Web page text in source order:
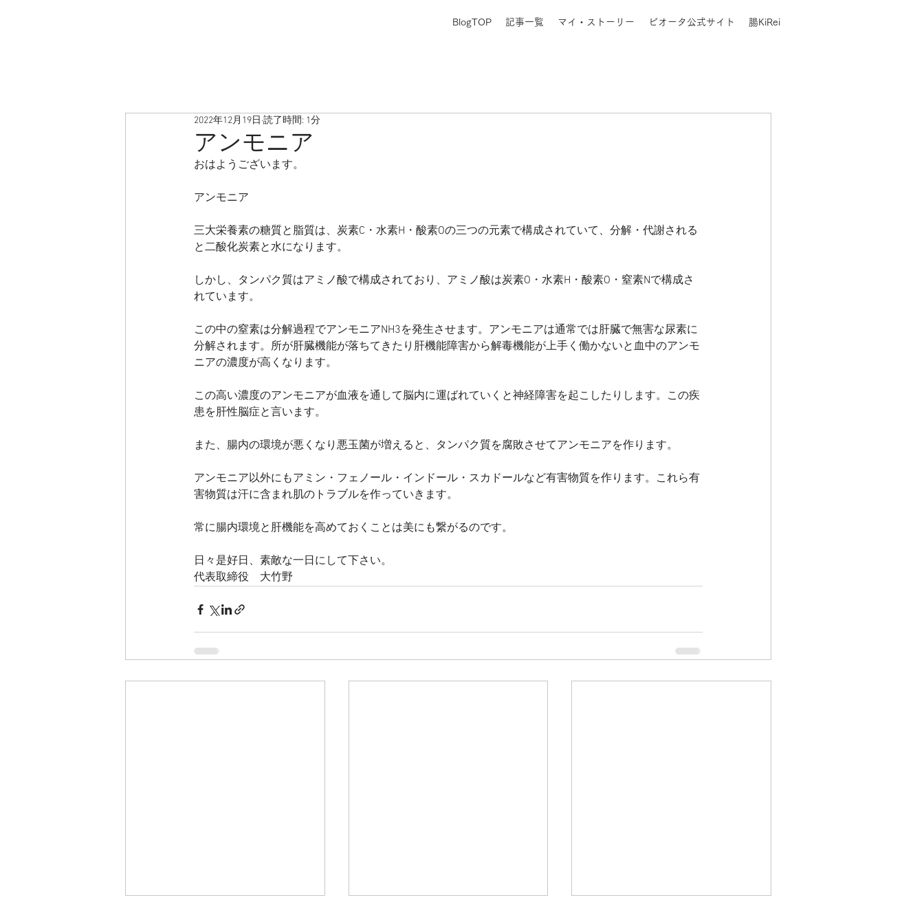
BlogTOP 記事一覧 マイ・ストーリー ビオータ公式サイト 腸KiRei
アンモニア
2022年12月19日 読了時間: 1分
おはようございます。
アンモニア
三大栄養素の糖質と脂質は、炭素C・水素H・酸素Oの三つの元素で構成されていて、分解・代謝される
と二酸化炭素と水になります。
しかし、タンパク質はアミノ酸で構成されており、アミノ酸は炭素O・水素H・酸素O・窒素Nで構成さ
れています。
この中の窒素は分解過程でアンモニアNH3を発生させます。アンモニアは通常では肝臓で無害な尿素に
分解されます。所が肝臓機能が落ちてきたり肝機能障害から解毒機能が上手く働かないと血中のアンモ
ニアの濃度が高くなります。
この高い濃度のアンモニアが血液を通して脳内に運ばれていくと神経障害を起こしたりします。この疾
患を肝性脳症と言います。
また、腸内の環境が悪くなり悪玉菌が増えると、タンパク質を腐敗させてアンモニアを作ります。
アンモニア以外にもアミン・フェノール・インドール・スカドールなど有害物質を作ります。これら有
害物質は汗に含まれ肌のトラブルを作っていきます。
常に腸内環境と肝機能を高めておくことは美にも繋がるのです。
日々是好日、素敵な一日にして下さい。
代表取締役　大竹野